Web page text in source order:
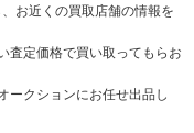
お近くの買取店舗の情報を
査定価格で買い取ってもらお
ークションにお任せ出品し